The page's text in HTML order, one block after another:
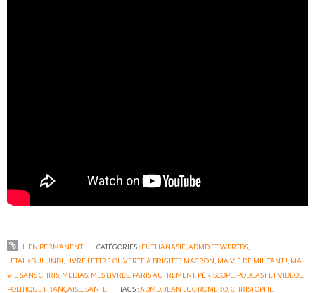
LIEN PERMANENT CATÉGORIES : EUTHANASIE, ADMD ET WFRTDS,
LETALKDULUNDI LIVRE LETTRE OUVERTE À BRIGITTE MACRON MA VIE DE MILITANT ! MA
VIE SANS CHRIS MEDIAS MES LIVRES PARIS AUTREMENT, PÉRISCOPE PODCAST ET VIDEOS
POLITIQUE FRANÇAISE ,SANTÉ TAGS :ADMD JEAN LUC ROMERO ,CHRISTOPHE